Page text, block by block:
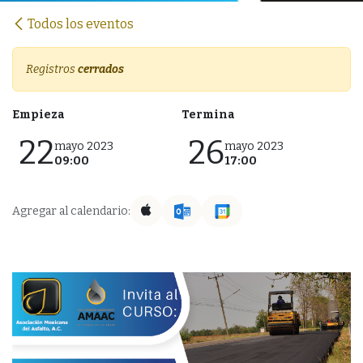
Todos los eventos
Registros cerrados
Empieza
22mayo 2023
09:00
Termina
26mayo 2023
17:00
Agregar al calendario: